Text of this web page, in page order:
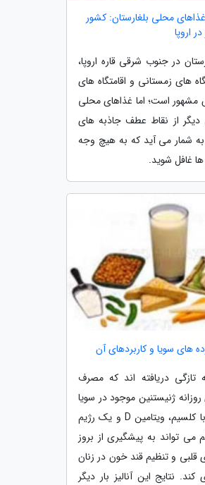
محلی بلغارستان: کشور
اروپا
در جنوب شرقی قاره اروپا،
های زمستانی و اقامتگاه های
است؛ اما غذاهای محلی
دیگر از نقاط عطف جاذبه های
شمار می آید که به هیچ وجه
ها غافل شوید.
های سویا و کاربردهای آن
تازگی دریافته اند که مصرف
ژنیستنین موجود در سویا
در ترکیب با کلسیم، ویتامین D و یک رژیم
می تواند به پیشگیری از بروز
قلبی و تنظیم قند خون در زنان
کند. نتایج این آنالیز بار دیگر